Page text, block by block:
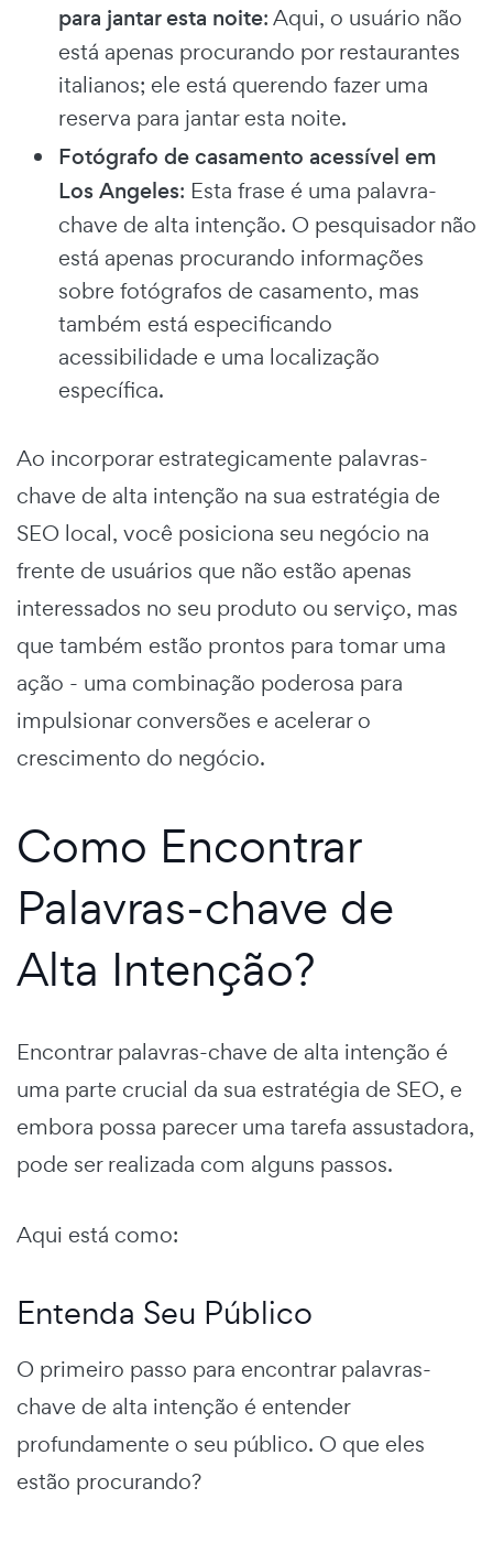
para jantar esta noite: Aqui, o usuário não
está apenas procurando por restaurantes
italianos; ele está querendo fazer uma
reserva para jantar esta noite.
Fotógrafo de casamento acessível em
Los Angeles: Esta frase é uma palavra-
chave de alta intenção. O pesquisador não
está apenas procurando informações
sobre fotógrafos de casamento, mas
também está especificando
acessibilidade e uma localização
específica.
Ao incorporar estrategicamente palavras-
chave de alta intenção na sua estratégia de
SEO local, você posiciona seu negócio na
frente de usuários que não estão apenas
interessados no seu produto ou serviço, mas
que também estão prontos para tomar uma
ação - uma combinação poderosa para
impulsionar conversões e acelerar o
crescimento do negócio.
Como Encontrar
Palavras-chave de
Alta Intenção?
Encontrar palavras-chave de alta intenção é
uma parte crucial da sua estratégia de SEO, e
embora possa parecer uma tarefa assustadora,
pode ser realizada com alguns passos.
Aqui está como:
Entenda Seu Público
O primeiro passo para encontrar palavras-
chave de alta intenção é entender
profundamente o seu público. O que eles
estão procurando?